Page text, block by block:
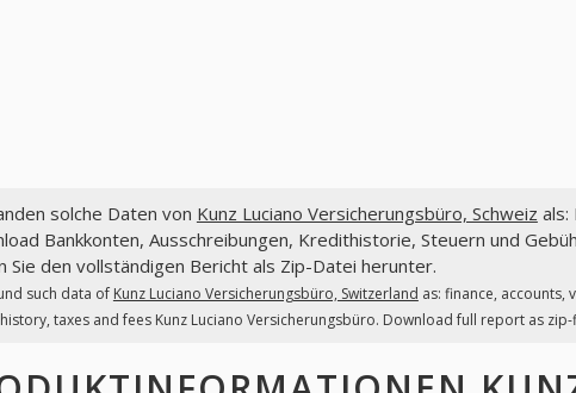
solche Daten von Kunz Luciano Versicherungsbüro, Schweiz als:
Bankkonten, Ausschreibungen, Kredithistorie, Steuern und
Sie den vollständigen Bericht als Zip-Datei herunter.
such data of Kunz Luciano Versicherungsbüro, Switzerland as: finance, accounts,
taxes and fees Kunz Luciano Versicherungsbüro. Download full report as zip-